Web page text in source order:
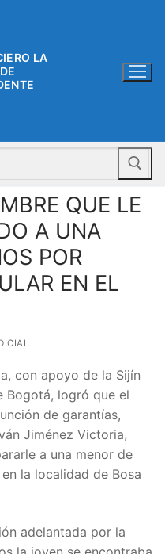
LA
QUE LE
A UNA
POR
EN EL
con apoyo de la Sijín
Bogotá, logró que el
de garantías,
Jiménez Victoria,
a una menor de
la localidad de Bosa
adelantada por la